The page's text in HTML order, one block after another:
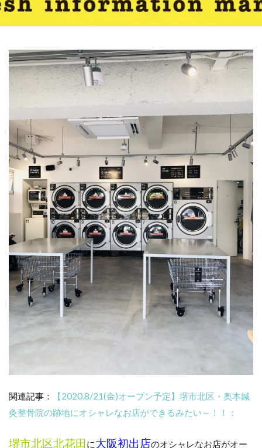
関連記事：
【2020.8/21(金)オープン予定】堺市北区・奥本鍼
灸整骨院の跡地にオシャレなお店ができるみたい～！！：
堺市北区北花田 に大阪初出店のオシャレなお店がオー